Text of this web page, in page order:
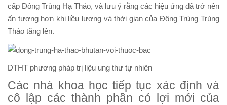
cấp Đông Trùng Hạ Thảo, và lưu ý rằng các hiệu ứng đã trở nên
ấn tượng hơn khi liều lượng và thời gian của Đông Trùng Trùng
Thảo tăng lên.
DTHT phương pháp trị liệu ung thư tự nhiên
Các nhà khoa học tiếp tục xác định và
cô lập các thành phần có lợi mới của